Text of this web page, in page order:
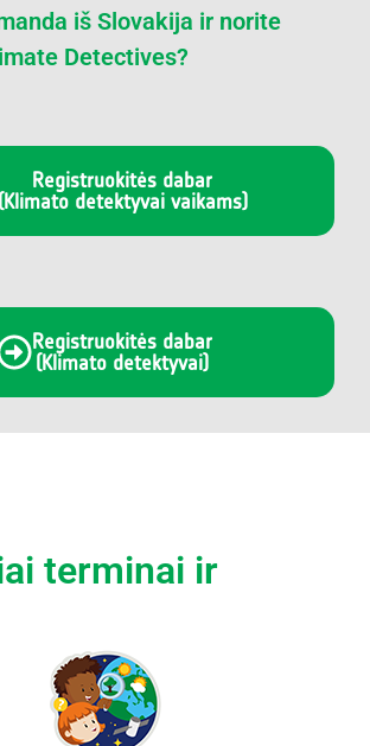
iš Slovakija ir norite
Detectives?
Registruokitės dabar
detektyvai vaikams)
Registruokitės dabar
(Klimato detektyvai)
terminai ir